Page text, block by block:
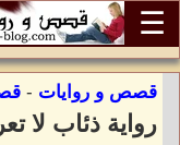
☰
قصص و روايات -
رواية ذئاب لا